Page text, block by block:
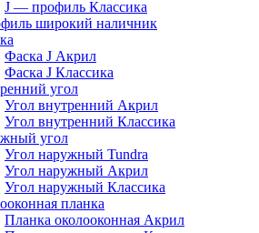
J — профиль Классика
широкий наличник
Фаска J Акрил
Фаска J Классика
угол
Угол внутренний Акрил
Угол внутренний Классика
угол
Угол наружный Tundra
Угол наружный Акрил
Угол наружный Классика
планка
Планка околооконная Акрил